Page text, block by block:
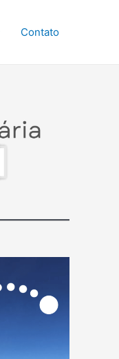
Contato